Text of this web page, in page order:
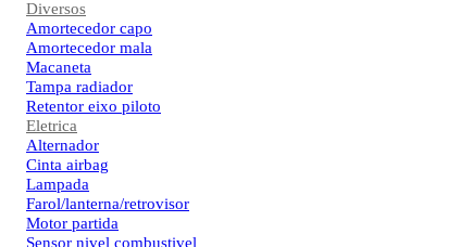
Diversos
Amortecedor capo
Amortecedor mala
Macaneta
Tampa radiador
Retentor eixo piloto
Eletrica
Alternador
Cinta airbag
Lampada
Farol/lanterna/retrovisor
Motor partida
Sensor nivel combustivel